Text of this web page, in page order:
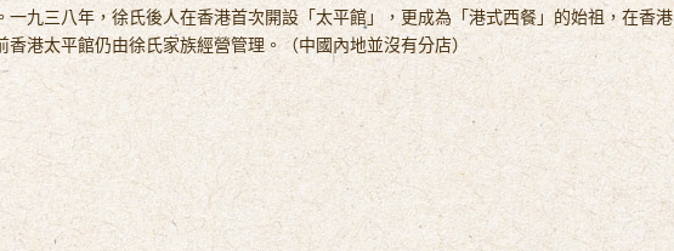
一九三八年，徐氏後人在香港首次開設「太平館」，更成為「港式西餐」的始祖，在香港
港太平館仍由徐氏家族經營管理。（中國內地並沒有分店）